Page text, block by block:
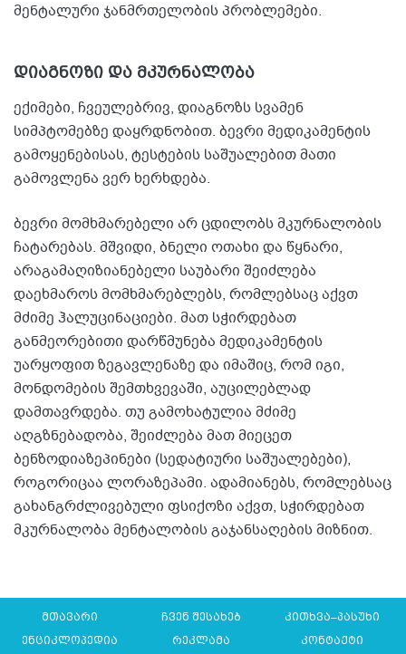
მენტალური ჯანმრთელობის პრობლემები.
დიაგნოზი და მკურნალობა
ექიმები, ჩვეულებრივ, დიაგნოზს სვამენ
სიმპტომებზე დაყრდნობით. ბევრი მედიკამენტის
გამოყენებისას, ტესტების საშუალებით მათი
გამოვლენა ვერ ხერხდება.
ბევრი მომხმარებელი არ ცდილობს მკურნალობის
ჩატარებას. მშვიდი, ბნელი ოთახი და წყნარი,
არაგამაღიზიანებელი საუბარი შეიძლება
დაეხმაროს მომხმარებლებს, რომლებსაც აქვთ
მძიმე ჰალუცინაციები. მათ სჭირდებათ
განმეორებითი დარწმუნება მედიკამენტის
უარყოფით ზეგავლენაზე და იმაშიც, რომ იგი,
მონდომების შემთხვევაში, აუცილებლად
დამთავრდება. თუ გამოხატულია მძიმე
აღგზნებადობა, შეიძლება მათ მიეცეთ
ბენზოდიაზეპინები (სედატიური საშუალებები),
როგორიცაა ლორაზეპამი. ადამიანებს, რომლებსაც
გახანგრძლივებული ფსიქოზი აქვთ, სჭირდებათ
მკურნალობა მენტალობის გაჯანსაღების მიზნით.
მთავარი ჩვენ შესახებ
კითხვა–პასუხი
ენციკლოპედია
რეკლამა კონტაქტი